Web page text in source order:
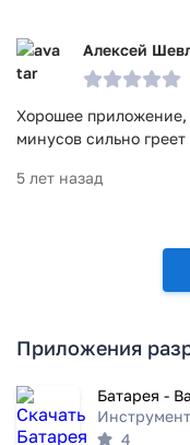
Алексей
Хорошее приложение,
минусов сильно
5 лет назад
Приложения
Батарея -
4